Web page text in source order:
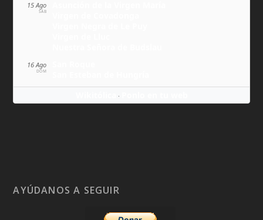
15 Ago
SÁB
16 Ago
DOM
·
AYÚDANOS A SEGUIR